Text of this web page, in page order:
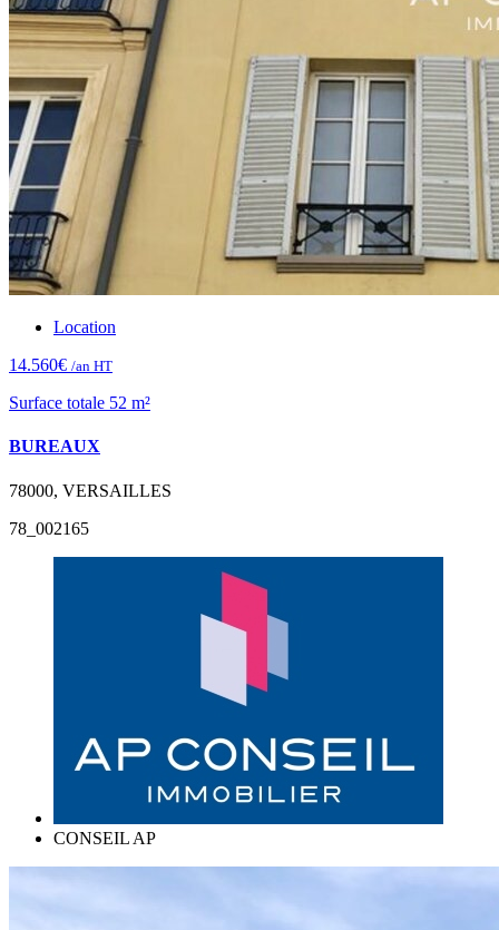
Location
14.560€ /an HT
Surface totale 52 m²
BUREAUX
78000, VERSAILLES
78_002165
CONSEIL AP